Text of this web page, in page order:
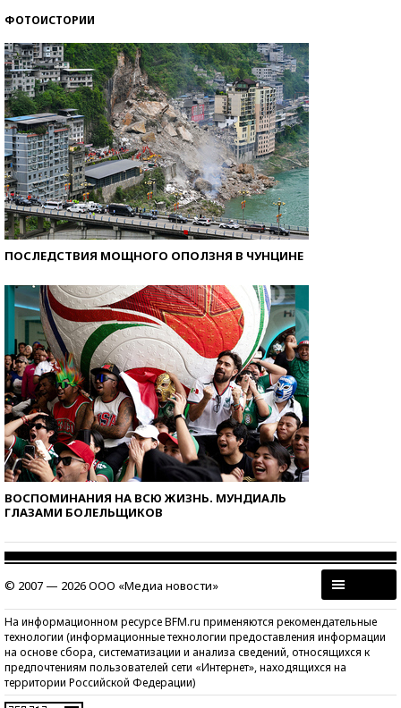
ФОТОИСТОРИИ
ПОСЛЕДСТВИЯ МОЩНОГО ОПОЛЗНЯ В ЧУНЦИНЕ
ВОСПОМИНАНИЯ НА ВСЮ ЖИЗНЬ. МУНДИАЛЬ
ГЛАЗАМИ БОЛЕЛЬЩИКОВ
© 2007 — 2026 ООО «Медиа новости»
На информационном ресурсе BFM.ru применяются рекомендательные
технологии (информационные технологии предоставления информации
на основе сбора, систематизации и анализа сведений, относящихся к
предпочтениям пользователей сети «Интернет», находящихся на
территории Российской Федерации)